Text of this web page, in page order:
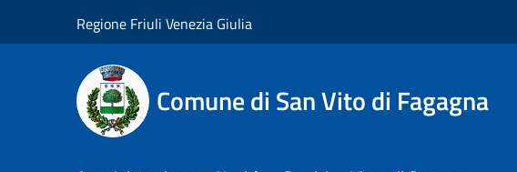
Regione Friuli Venezia Giulia
Comune di San Vito di Fagagna